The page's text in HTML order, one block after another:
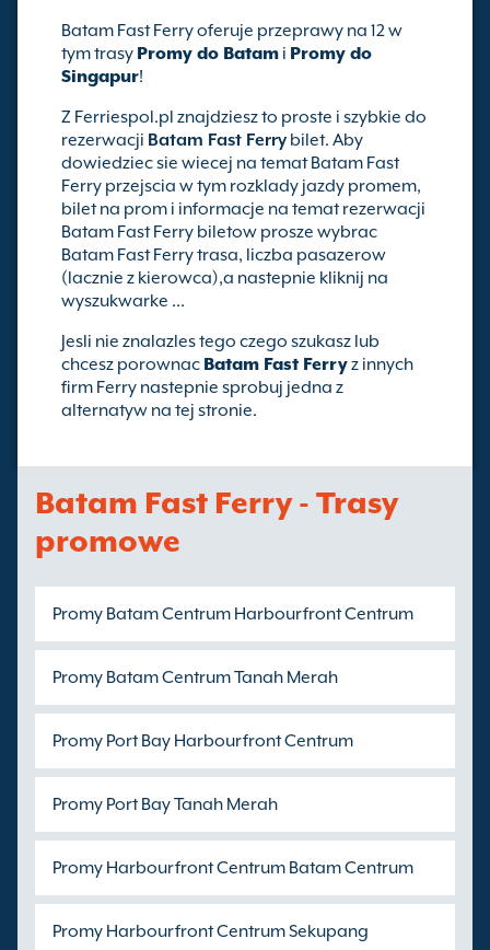
Batam Fast Ferry oferuje przeprawy na 12 w
tym trasy Promy do Batam i Promy do
Singapur!
Z Ferriespol.pl znajdziesz to proste i szybkie do
rezerwacji Batam Fast Ferry bilet. Aby
dowiedziec sie wiecej na temat Batam Fast
Ferry przejscia w tym rozklady jazdy promem,
bilet na prom i informacje na temat rezerwacji
Batam Fast Ferry biletow prosze wybrac
Batam Fast Ferry trasa, liczba pasazerow
(lacznie z kierowca),a nastepnie kliknij na
wyszukwarke ...
Jesli nie znalazles tego czego szukasz lub
chcesz porownac Batam Fast Ferryz innych
firm Ferry nastepnie sprobuj jedna z
alternatyw na tej stronie.
Batam Fast Ferry - Trasy
promowe
Promy Batam Centrum Harbourfront Centrum
Promy Batam Centrum Tanah Merah
Promy Port Bay Harbourfront Centrum
Promy Port Bay Tanah Merah
Promy Harbourfront Centrum Batam Centrum
Promy Harbourfront Centrum Sekupang